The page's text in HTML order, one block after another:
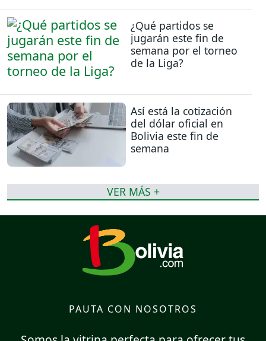
¿Qué partidos se
jugarán este fin de
semana por el torneo
de la Liga?
Así está la cotización
del dólar oficial en
Bolivia este fin de
semana
VER MÁS +
PAUTA CON NOSOTROS